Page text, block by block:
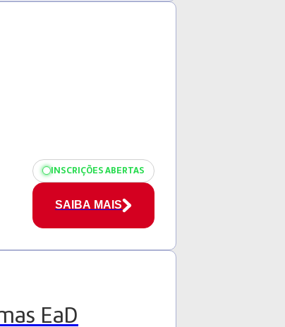
INSCRIÇÕES ABERTAS
SAIBA MAIS
EaD